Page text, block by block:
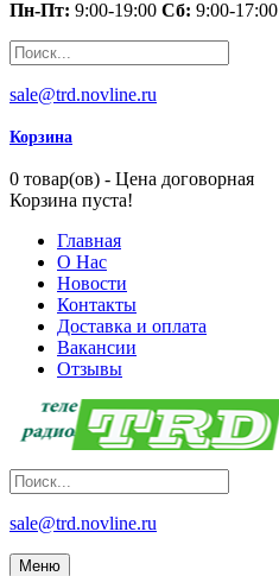
Пн-Пт: 9:00-19:00 Сб: 9:00-17:00
sale@trd.novline.ru
Корзина
0 товар(ов) - Цена договорная
Корзина пуста!
Главная
О Нас
Новости
Контакты
Доставка и оплата
Вакансии
Отзывы
sale@trd.novline.ru
Меню